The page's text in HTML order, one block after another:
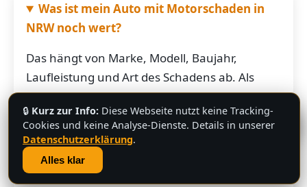
Was ist mein Auto mit Motorschaden in
NRW noch wert?
Das hängt von Marke, Modell, Baujahr,
Laufleistung und Art des Schadens ab. Als
grobe Richtung: Fahrzeuge mit Motorschaden
bringen je nach Restwert der Karosserie und
der Teile oft noch mehrere hundert bis
mehrere tausend Euro. Schicken Sie uns die
Fahrzeugdaten – Sie bekommen von uns eine
💬
🔒 Kurz zur Info: Diese Webseite nutzt keine Tracking-
Cookies und keine Analyse-Dienste. Details in unserer
Datenschutzerklärung.
Alles klar